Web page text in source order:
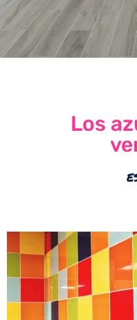
Los